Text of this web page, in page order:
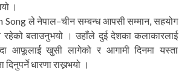
।
Song ले नेपाल–चीन सम्बन्ध आपसी सम्मान, सहयोग
रहेको बताउनुभयो । उहाँले दुई देशका कलाकारलाई
आफूलाई खुसी लागेको र आगामी दिनमा यस्ता
धारणा राख्नभयो ।